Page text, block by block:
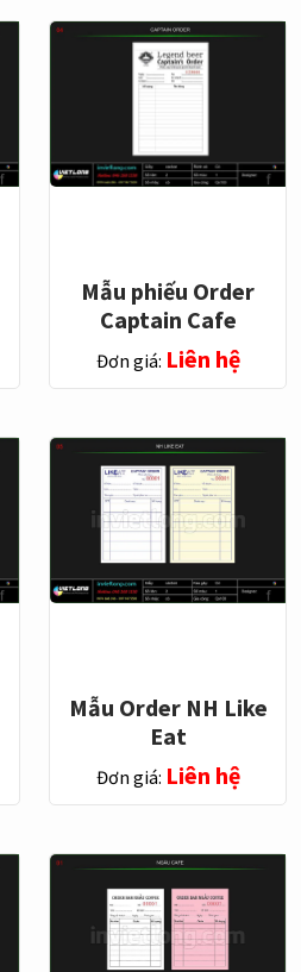
Mẫu phiếu Order
Captain Cafe
Đơn giá: Liên hệ
Mẫu Order NH Like
Eat
Đơn giá: Liên hệ